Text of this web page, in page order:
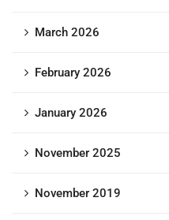
March 2026
February 2026
January 2026
November 2025
November 2019